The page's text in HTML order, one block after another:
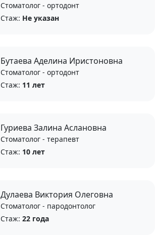
Стоматолог - ортодонт
Стаж: Не указан
Бутаева Аделина Иристоновна
Стоматолог - ортодонт
Стаж: 11 лет
Гуриева Залина Аслановна
Стоматолог - терапевт
Стаж: 10 лет
Дулаева Виктория Олеговна
Стоматолог - пародонтолог
Стаж: 22 года